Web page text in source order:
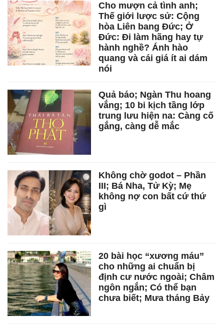
Cho mượn cả tình anh;
Thế giới lược sử: Cộng
hòa Liên bang Đức; Ở
Đức: Đi làm hãng hay tự
hành nghề? Ánh hào
quang và cái giá ít ai dám
nói
Quả báo; Ngàn Thu hoang
vắng; 10 bi kịch tầng lớp
trung lưu hiện na: Càng cố
gắng, càng dễ mắc
Không chờ godot – Phần
III; Bá Nha, Tử Kỳ; Mẹ
không nợ con bất cứ thứ
gì
20 bài học “xương máu”
cho những ai chuẩn bị
định cư nước ngoài; Châm
ngôn ngắn; Có thể bạn
chưa biết; Mưa tháng Bảy